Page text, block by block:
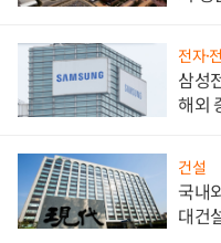
전자·
삼성
해외
건설
국내
대건